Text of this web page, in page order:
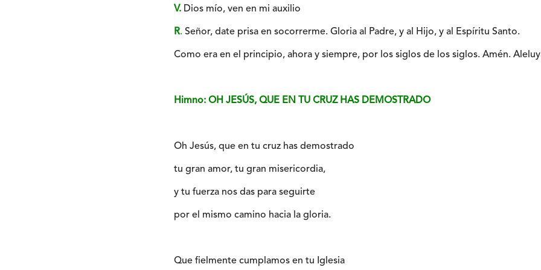
V. Dios mío, ven en mi auxilio
R. Señor, date prisa en socorrerme. Gloria al Padre, y al Hijo, y al Espíritu Santo.
Como era en el principio, ahora y siempre, por los siglos de los siglos. Amén.
Himno: OH JESÚS, QUE EN TU CRUZ HAS DEMOSTRADO
Oh Jesús, que en tu cruz has demostrado
tu gran amor, tu gran misericordia,
y tu fuerza nos das para seguirte
por el mismo camino hacia la gloria.
Que fielmente cumplamos en tu Iglesia